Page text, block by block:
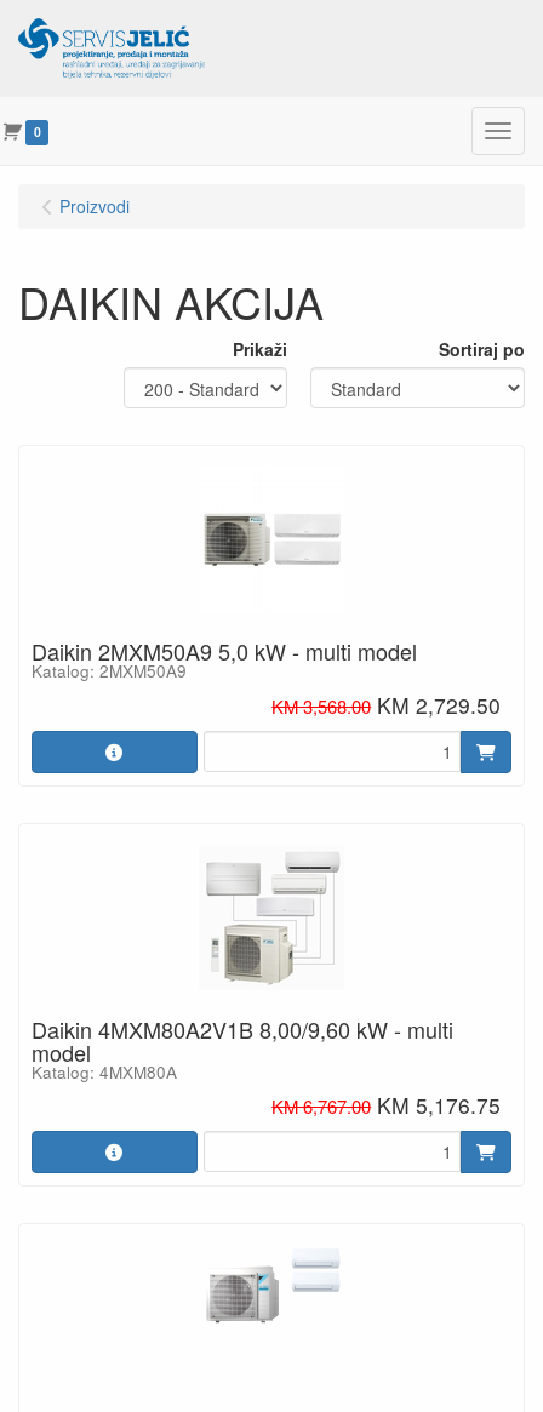
0 Menu
Proizvodi
DAIKIN AKCIJA
Prikaži Sortiraj po
Daikin 2MXM50A9 5,0 kW - multi model
Katalog: 2MXM50A9
KM 3,568.00 KM 2,729.50
Daikin 4MXM80A2V1B 8,00/9,60 kW - multi
model
Katalog: 4MXM80A
KM 6,767.00 KM 5,176.75